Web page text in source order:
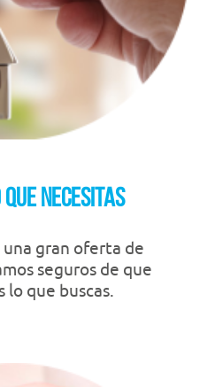
que necesitas
gran oferta de
seguros de que
lo que buscas.